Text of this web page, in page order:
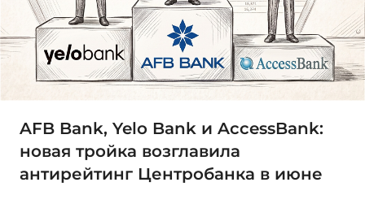
AFB Bank, Yelo Bank и AccessBank:
новая тройка возглавила
антирейтинг Центробанка в июне